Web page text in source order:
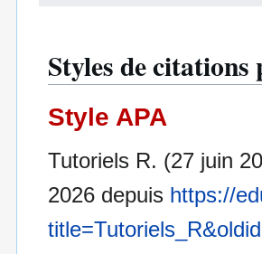
Styles de
Style APA
Tutoriels R. (27 juin
2026 depuis https://